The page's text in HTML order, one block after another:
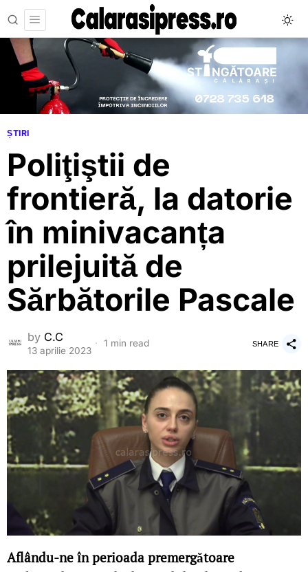
ȘTIRI
Poliţiştii de
frontieră, la datorie
în minivacanța
prilejuită de
Sărbătorile Pascale
by C.C
13 aprilie 2023
1 min read SHARE
Aflându-ne în perioada premergătoare